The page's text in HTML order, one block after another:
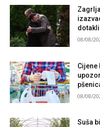
08/08/
Cijene
08/08/
Suša